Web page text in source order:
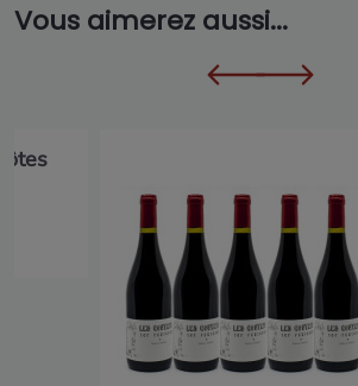
Vous aimerez aussi...